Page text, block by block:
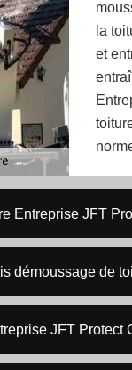
la
et
Entreprise JFT
démoussage de
JFT